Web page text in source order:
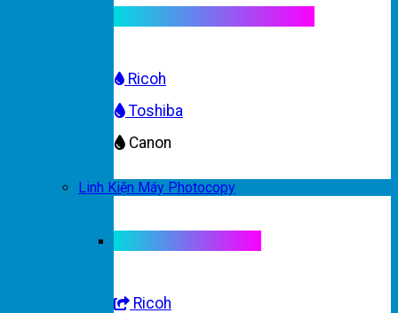
Ricoh
Toshiba
Canon
Linh Kiện Máy Photocopy
Ricoh